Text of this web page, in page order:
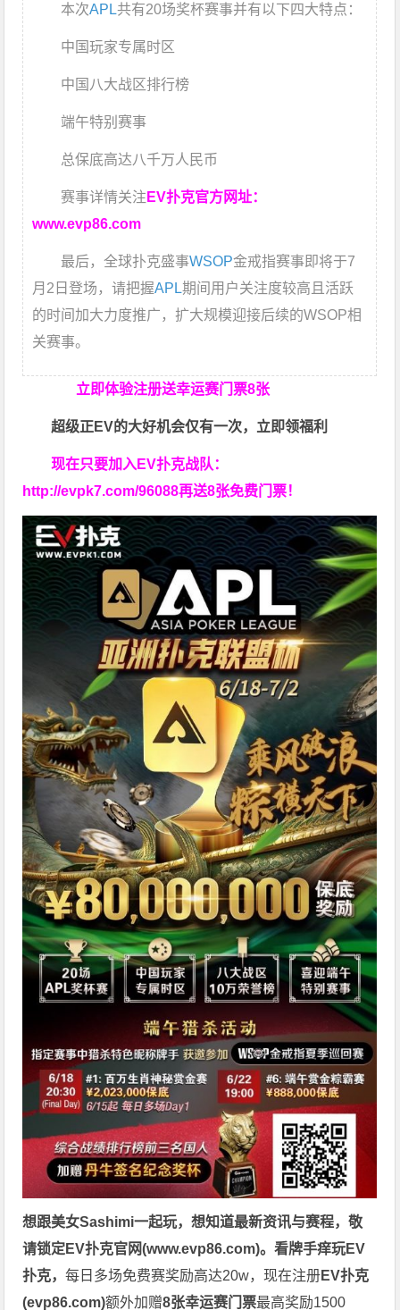
本次APL共有20场奖杯赛事并有以下四大特点：
中国玩家专属时区
中国八大战区排行榜
端午特别赛事
总保底高达八千万人民币
赛事详情关注 EV扑克官方网址：
www.evp86.com
最后，全球扑克盛事WSOP金戒指赛事即将于7
月2日登场，请把握APL期间用户关注度较高且活跃
的时间加大力度推广，扩大规模迎接后续的WSOP相
关赛事。
立即体验注册送幸运赛门票8张
超级正EV的大好机会仅有一次，立即领福利
现在只要加入EV扑克战队：
http://evpk7.com/96088再送8张免费门票！
想跟美女Sashimi一起玩，想知道最新资讯与赛程，敬
请锁定EV扑克官网(www.evp86.com)。看牌手痒玩EV
扑克，每日多场免费赛奖励高达20w，现在注册EV扑克
(evp86.com)额外加赠8张幸运赛门票最高奖励1500